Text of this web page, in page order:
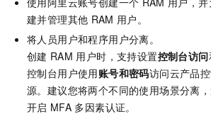
建并管理其他 RAM 用户。
将人员用户和程序用户分离。
创建 RAM 用户时，支持设置控制台访问
控制台用户使用账号和密码访问云产品
源。建议您将两个不同的使用场景分离
开启 MFA 多因素认证。
大模型服务
千问AI平台-Token Plan NEW
个人版上线、团队版降价；千问3.8-Max首发发尝鲜
千问AI平台-模型体验
在线体验全尺寸、多种模态的模型效果
大模型
丰富多
大模型
140+云产品 免费试用
大模型ACA认证体验
助力企业全员 AI 认知与能力提升
AI空中课堂在线直播课堂（旗舰版）
生态解决方案
行业生态解决方案
开发者生态解决方案
OA 办
财税管